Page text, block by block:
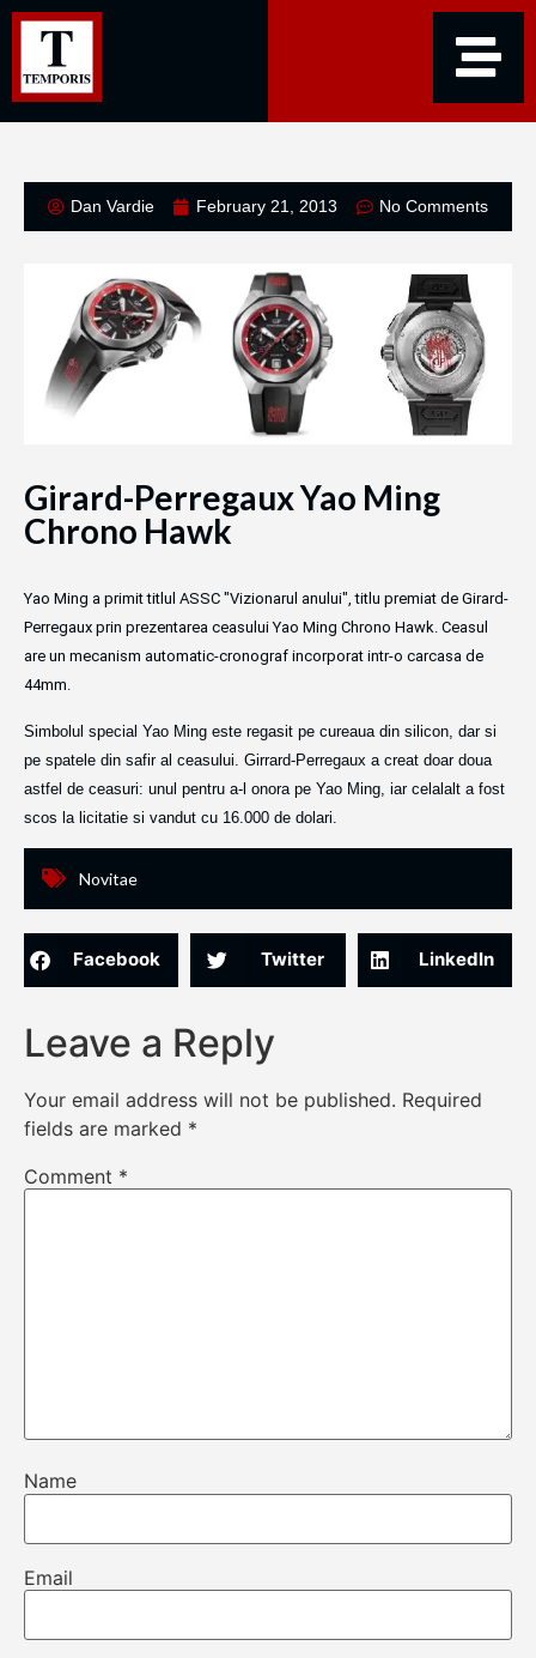
Dan Vardie February 21, 2013 No Comments
Girard-Perregaux Yao Ming
Chrono Hawk
Yao Ming a primit titlul ASSC "Vizionarul anului", titlu premiat de Girard-
Perregaux prin prezentarea ceasului Yao Ming Chrono Hawk. Ceasul
are un mecanism automatic-cronograf incorporat intr-o carcasa de
44mm.
Simbolul special Yao Ming este regasit pe cureaua din silicon, dar si
pe spatele din safir al ceasului. Girrard-Perregaux a creat doar doua
astfel de ceasuri: unul pentru a-l onora pe Yao Ming, iar celalalt a fost
scos la licitatie si vandut cu 16.000 de dolari.
Novitae
Facebook Twitter LinkedIn
Leave a Reply
Your email address will not be published. Required
fields are marked *
Comment *
Name
Email